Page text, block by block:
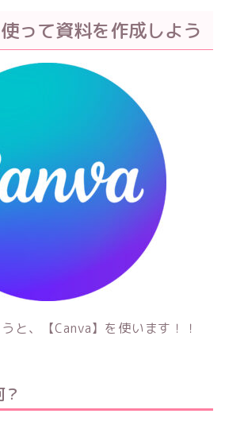
使って資料を作成しよう
と、【Canva】を使います！！